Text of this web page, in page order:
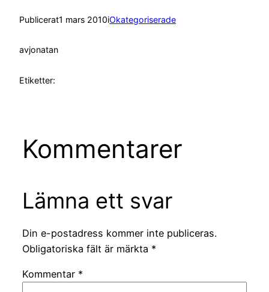
Publicerat1 mars 2010iOkategoriserade
avjonatan
Etiketter:
Kommentarer
Lämna ett svar
Din e-postadress kommer inte publiceras.
Obligatoriska fält är märkta *
Kommentar *